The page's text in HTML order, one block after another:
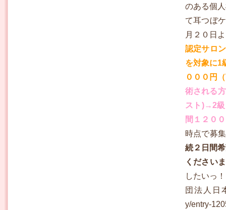
のある個
て耳つぼ
月２０日
認定サロ
を対象に1
０００円
術される
スト)→2
間１２０
時点で募
続２日間
ください
したいっ
団法人日
y/entry-